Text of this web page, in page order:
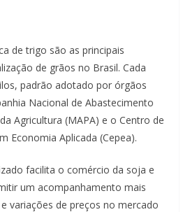
de trigo são as principais
de grãos no Brasil. Cada
padrão adotado por órgãos
Nacional de Abastecimento
Agricultura (MAPA) e o Centro de
Economia Aplicada (Cepea).
facilita o comércio da soja e
um acompanhamento mais
variações de preços no mercado